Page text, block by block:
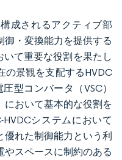
成されるアクティブ部
・変換能力を提供する
て重要な役割を果たし
の景観を支配するHVDC
型コンバータ（VSC）
において基本的な役割を
システムにおいて
優れた制御能力という利
やスペースに制約のある